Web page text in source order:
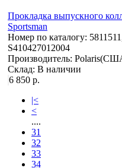
Прокладка выпускного
Sportsman
Номер по каталогу:
S410427012004
Производитель:
Склад: В наличии
6 850 р.
|<
<
....
31
32
33
34